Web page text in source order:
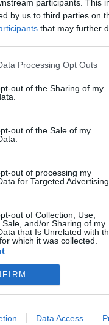
participants. This
by us to third parties on
that may further
Processing Opt Outs
out of the Sharing of my
out of the Sale of my
out of processing my
for Targeted Advertising.
out of Collection, Use,
Sale, and/or Sharing of my
that Is Unrelated with
which it was collected.
Data Access
ΓΙΑ ΠΙΘΑΝΟ
ΕΚΚΕΝΩΣΕΙΣ ΚΑΙ
ΕΠΌΜΕΝΗ ΑΝΆΡΤΗΣΗ
ΑΣΦΑΛΕΙΑ ΚΑΙ ΤΗΝ